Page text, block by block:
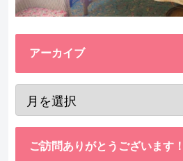
アーカイブ
ご訪問ありがとうございます！